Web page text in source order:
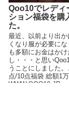
Qoo10でレディ
ション福袋を購
た。
最近、以前より出
くなり服が必要に
も多額にお金はか
し・・・と思い
うことにしました
点/10点福袋 総額1
WWW.QOO10.JP ...